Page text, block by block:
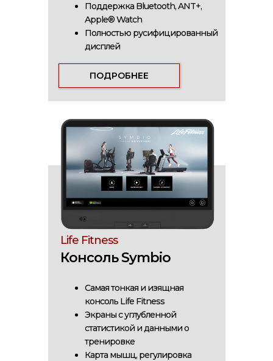
Поддержка Bluetooth, ANT+,
Apple® Watch
Полностью русифицированный
дисплей
ПОДРОБНЕЕ
Life Fitness
Консоль Symbio
Самая тонкая и изящная
консоль Life Fitness
Экраны с углубленной
статистикой и данными о
тренировке
Карта мышц, регулировка